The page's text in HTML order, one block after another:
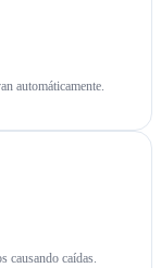
automáticamente.
causando caídas.